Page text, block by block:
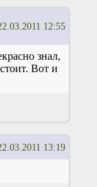
12:55
знал,
Вот и
13:19